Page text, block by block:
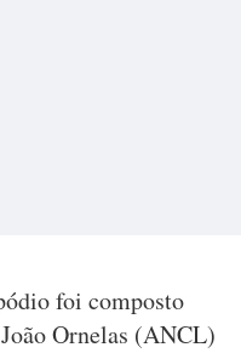
foi composto
Ornelas (ANCL)